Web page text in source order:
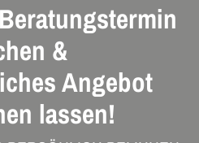
&
Angebot
lassen!